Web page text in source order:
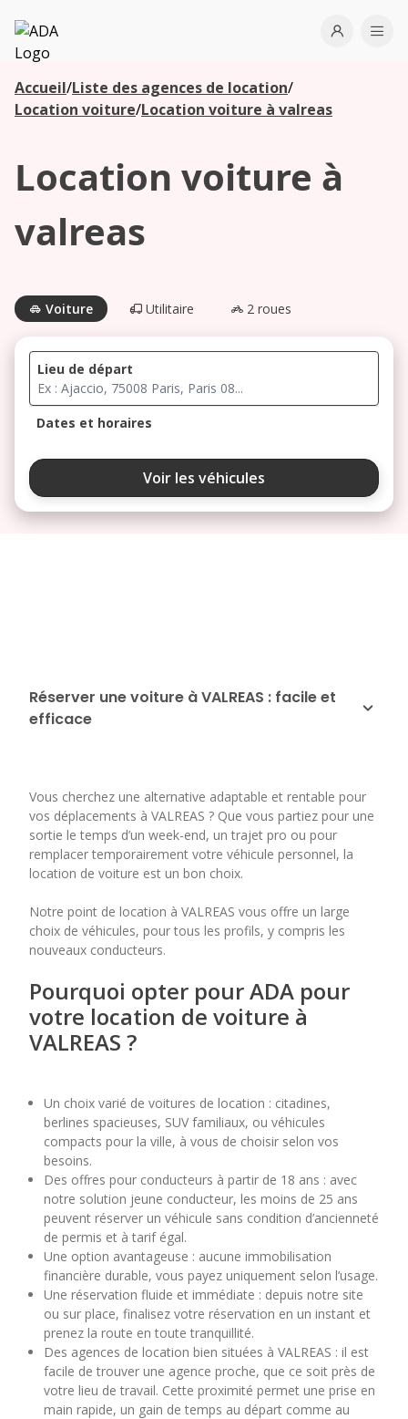
ADA
Open
Accueil/Liste des agences de location/
Location voiture/Location voiture à valreas
Location voiture à
valreas
Voiture Utilitaire 2 roues
Lieu de départ
Dates et horaires
août 2026
ma me
31
1
2 3 4
7 8 9 10
21 22 23 24
Voir les véhicules
Réserver une voiture à VALREAS : facile et
efficace
Vous cherchez une alternative adaptable et rentable pour
vos déplacements à VALREAS ? Que vous partiez pour une
sortie le temps d’un week-end, un trajet pro ou pour
remplacer temporairement votre véhicule personnel, la
location de voiture est un bon choix.
Notre point de location à VALREAS vous offre un large
choix de véhicules, pour tous les profils, y compris les
nouveaux conducteurs.
Pourquoi opter pour ADA pour
votre location de voiture à
VALREAS ?
Un choix varié de voitures de location : citadines,
berlines spacieuses, SUV familiaux, ou véhicules
compacts pour la ville, à vous de choisir selon vos
besoins.
Des offres pour conducteurs à partir de 18 ans : avec
notre solution jeune conducteur, les moins de 25 ans
peuvent réserver un véhicule sans condition d’ancienneté
de permis et à tarif égal.
Une option avantageuse : aucune immobilisation
financière durable, vous payez uniquement selon l’usage.
Une réservation fluide et immédiate : depuis notre site
ou sur place, finalisez votre réservation en un instant et
prenez la route en toute tranquillité.
Des agences de location bien situées à VALREAS : il est
facile de trouver une agence proche, que ce soit près de
votre lieu de travail. Cette proximité permet une prise en
main rapide, un gain de temps au départ comme au
Les
agences à
Commencez
votre
agences à
proximité